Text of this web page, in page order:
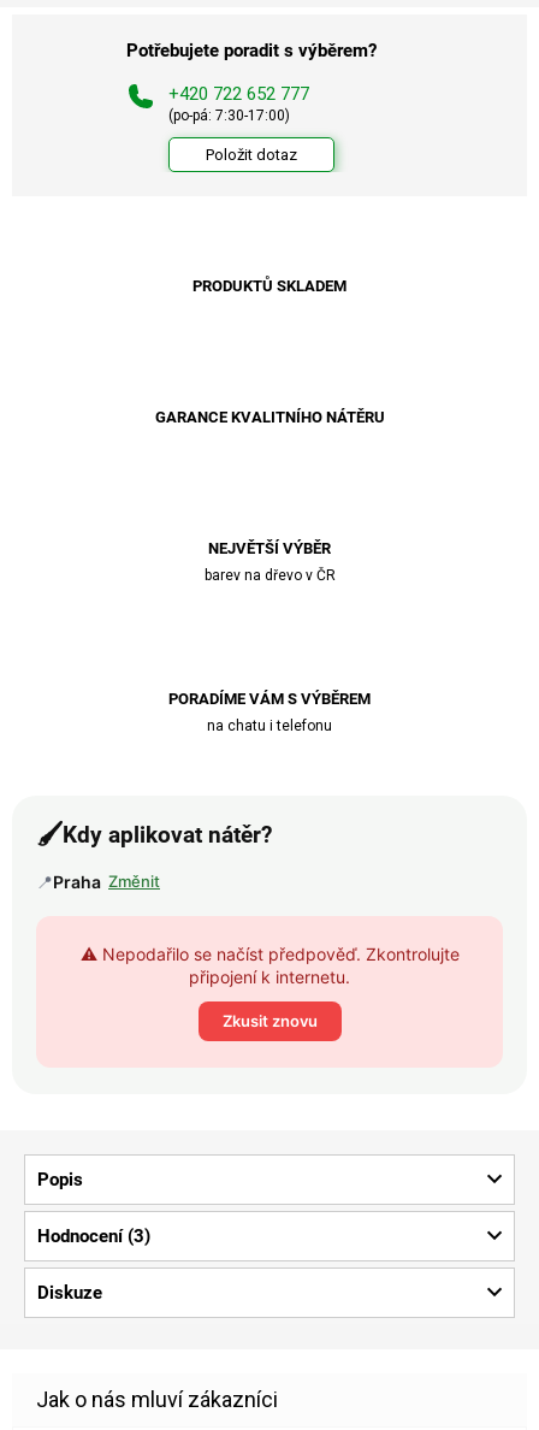
Potřebujete poradit s výběrem?
+420 722 652 777
(po-pá: 7:30-17:00)
Položit dotaz
PRODUKTŮ SKLADEM
GARANCE KVALITNÍHO NÁTĚRU
NEJVĚTŠÍ VÝBĚR
barev na dřevo v ČR
PORADÍME VÁM S VÝBĚREM
na chatu i telefonu
🖌️Kdy aplikovat nátěr?
📍Praha Změnit
⚠️ Nepodařilo se načíst předpověď. Zkontrolujte
připojení k internetu.
Zkusit znovu
Popis
Hodnocení (3)
Diskuze